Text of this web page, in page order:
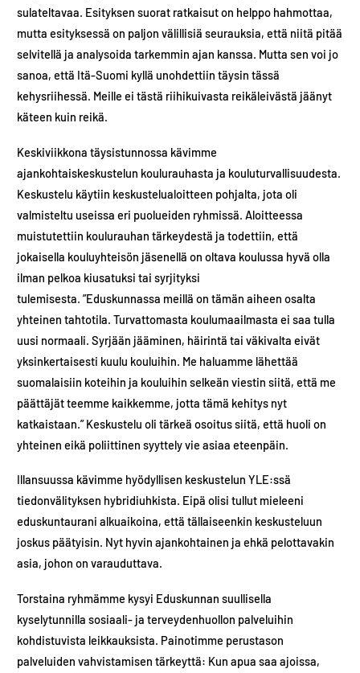
sulateltavaa. Esityksen suorat ratkaisut on helppo hahmottaa,
mutta esityksessä on paljon välillisiä seurauksia, että niitä pitää
selvitellä ja analysoida tarkemmin ajan kanssa. Mutta sen voi jo
sanoa, että Itä-Suomi kyllä unohdettiin täysin tässä
kehysriihessä. Meille ei tästä riihikuivasta reikäleivästä jäänyt
käteen kuin reikä.
Keskiviikkona täysistunnossa kävimme
ajankohtaiskeskustelun koulurauhasta ja kouluturvallisuudesta.
Keskustelu käytiin keskustelualoitteen pohjalta, jota oli
valmisteltu useissa eri puolueiden ryhmissä. Aloitteessa
muistutettiin koulurauhan tärkeydestä ja todettiin, että
jokaisella kouluyhteisön jäsenellä on oltava koulussa hyvä olla
ilman pelkoa kiusatuksi tai syrjityksi
tulemisesta. ”Eduskunnassa meillä on tämän aiheen osalta
yhteinen tahtotila. Turvattomasta koulumaailmasta ei saa tulla
uusi normaali. Syrjään jääminen, häirintä tai väkivalta eivät
yksinkertaisesti kuulu kouluihin. Me haluamme lähettää
suomalaisiin koteihin ja kouluihin selkeän viestin siitä, että me
päättäjät teemme kaikkemme, jotta tämä kehitys nyt
katkaistaan.” Keskustelu oli tärkeä osoitus siitä, että huoli on
yhteinen eikä poliittinen syyttely vie asiaa eteenpäin.
Illansuussa kävimme hyödyllisen keskustelun YLE:ssä
tiedonvälityksen hybridiuhkista. Eipä olisi tullut mieleeni
eduskuntaurani alkuaikoina, että tällaiseenkin keskusteluun
joskus päätyisin. Nyt hyvin ajankohtainen ja ehkä pelottavakin
asia, johon on varauduttava.
Torstaina ryhmämme kysyi Eduskunnan suullisella
kyselytunnilla sosiaali- ja terveydenhuollon palveluihin​
kohdistuvista leikkauksista. Painotimme perustason
palveluiden vahvistamisen tärkeyttä: Kun apua saa ajoissa,